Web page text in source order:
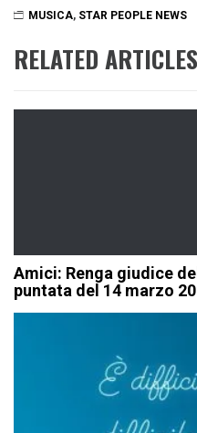
MUSICA, STAR PEOPLE NEWS
RELATED ARTICLES
Amici: Renga giudice
puntata del 14 marzo